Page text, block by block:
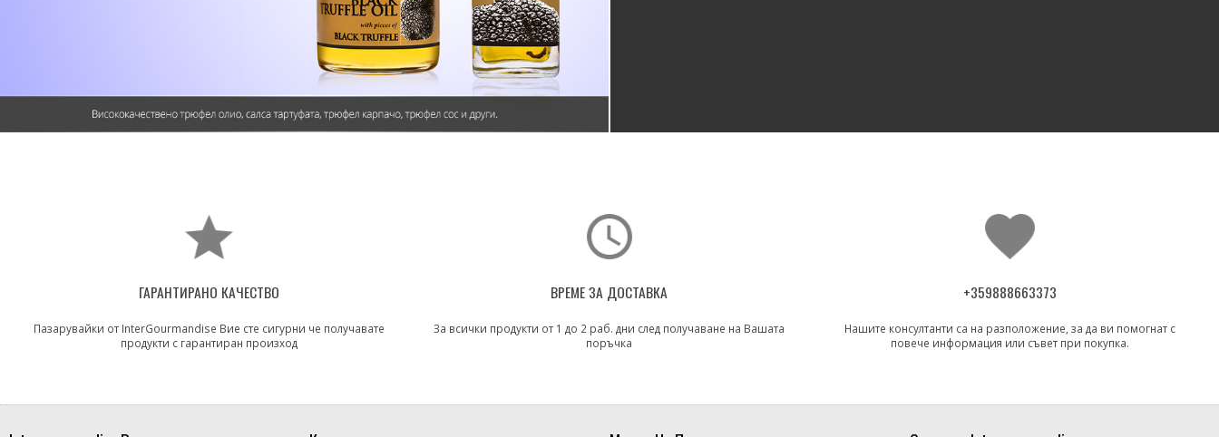
ГАРАНТИРАНО КАЧЕСТВО
Пазарувайки от InterGourmandise Вие сте сигурни че получавате
продукти с гарантиран произход
ВРЕМЕ ЗА ДОСТАВКА
За всички продукти от 1 до 2 раб. дни след получаване на Вашата
поръчка
+359888663373
Нашите консултанти са на разположение, за да ви помогнат с
повече информация или съвет при покупка.